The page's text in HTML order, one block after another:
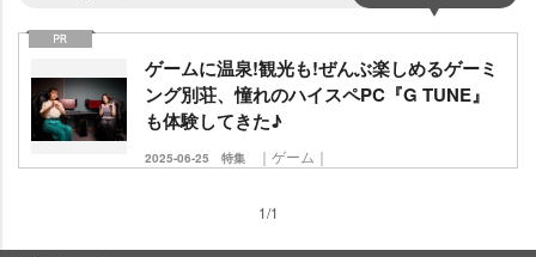
ゲームに温泉!観光も!ぜんぶ楽しめるゲーミ
ング別荘、憧れのハイスペPC『G TUNE』
も体験してきた♪
2025-06-25 特集 ｜ゲーム｜
1/1